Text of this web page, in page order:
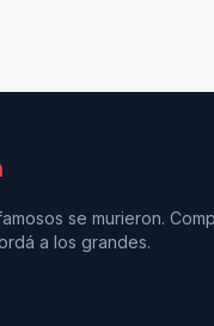
se murieron.
a los grandes.